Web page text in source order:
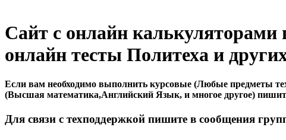
Сайт с онлайн калькуляторами
онлайн тесты Политеха и
Если вам необходимо выполнить курсовые (Любые предметы
(Высшая математика,Английский Язык, и многое другое)
Для связи с техподдержкой пишите в сообщения